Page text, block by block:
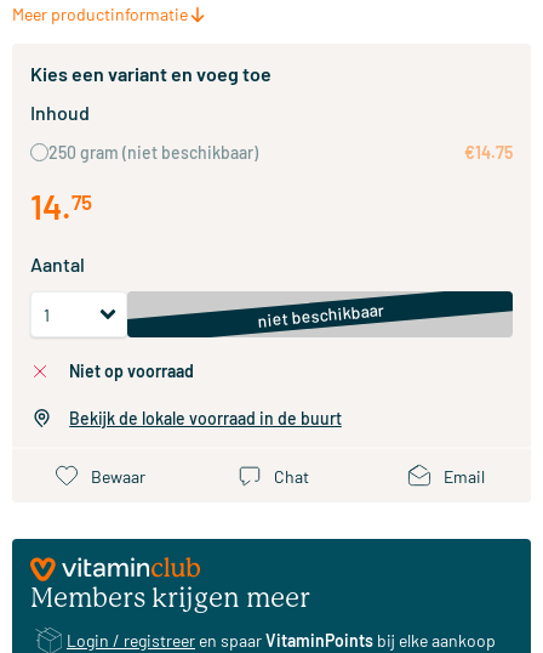
Meer productinformatie
Kies een variant en voeg toe
Inhoud
250 gram (niet beschikbaar) €14.75
14.75
Aantal
niet beschikbaar
niet op voorraad
Bekijk de lokale voorraad in de buurt
Bewaar Chat Email
Members krijgen meer
Login / registreer en spaarVitaminPoints bij elke aankoop